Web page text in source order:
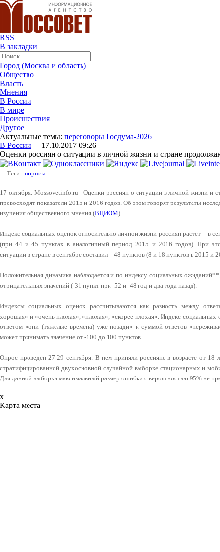
RSS
В закладки
Город (Москва и область)
Общество
Власть
Мнения
В России
В мире
Происшествия
Другое
Актуальные темы: переговоры Госдума-2026
В России 17.10.2017 09:26
Оценки россиян о ситуации в личной жизни и стране
Теги: опросы
17 октября. Mossovetinfo.ru - Оценки россиян о ситуации в личной жизни и
превосходят показатели 2015 и 2016 годов. Об этом говорят результаты
изучения общественного мнения (ВЦИОМ).
Индекс социальных оценок относительно личной жизни россиян растет – в
(при 44 и 45 пунктах в аналогичный период 2015 и 2016 годов). При
ситуации в стране в сентябре составил – 48 пунктов (8 и 18 пунктов в 2015 и
Положительная динамика наблюдается и по индексу социальных
отрицательных значений (-31 пункт при -52 и -48 год и два года назад).
Индексы социальных оценок рассчитываются как разность между
хорошая» и «очень плохая», «плохая», «скорее плохая». Индекс социальных
ответом «они (тяжелые времена) уже позади» и суммой ответов
может принимать значение от -100 до 100 пунктов.
Опрос проведен 27-29 сентября. В нем приняли россияне в возрасте от
стратифицированной двухосновной случайной выборке стационарных и
Для данной выборки максимальный размер ошибки с вероятностью 95% не
x
Карта места